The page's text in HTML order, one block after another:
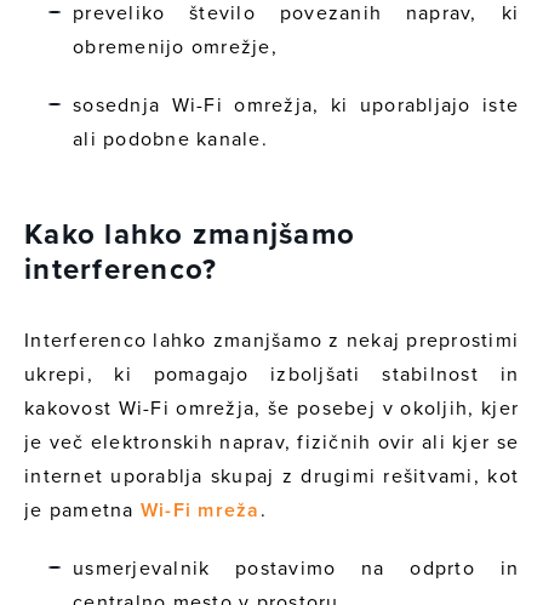
preveliko število povezanih naprav, ki
obremenijo omrežje,
sosednja Wi-Fi omrežja, ki uporabljajo iste
ali podobne kanale.
Kako lahko zmanjšamo
interferenco?
Interferenco lahko zmanjšamo z nekaj preprostimi
ukrepi, ki pomagajo izboljšati stabilnost in
kakovost Wi-Fi omrežja, še posebej v okoljih, kjer
je več elektronskih naprav, fizičnih ovir ali kjer se
internet uporablja skupaj z drugimi rešitvami, kot
je pametna Wi-Fi mreža .
usmerjevalnik postavimo na odprto in